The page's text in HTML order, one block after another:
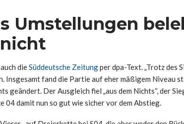
Umstellungen
dieSüddeutsche Zeitungper dpa-Text. „Trotz des
Insgesamt fand die Partie auf eher mäßigem Niveau
geändert. Der Ausgleich fiel „aus dem Nichts“, der
04 damit nun so gut wie sicher vor dem Abstieg.